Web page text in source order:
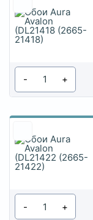
- +
- +